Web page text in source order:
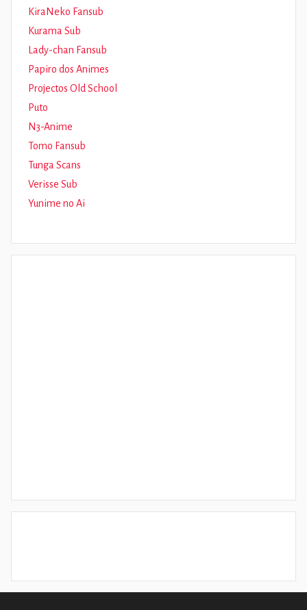
KiraNeko Fansub
Kurama Sub
Lady-chan Fansub
Papiro dos Animes
Projectos Old School
Puto
N3-Anime
Tomo Fansub
Tunga Scans
Verisse Sub
Yunime no Ai